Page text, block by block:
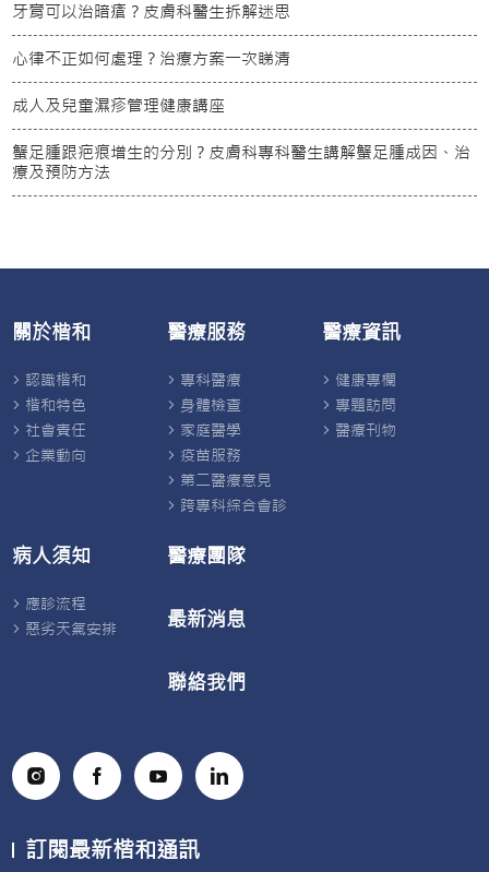
牙膏可以治暗瘡？皮膚科醫生拆解迷思
心律不正如何處理？治療方案一次睇清
成人及兒童濕疹管理健康講座
蟹足腫跟疤痕增生的分別？皮膚科專科醫生講解蟹足腫成因、治
療及預防方法
關於楷和
認識楷和
楷和特色
社會責任
企業動向
醫療服務
專科醫療
身體檢查
家庭醫學
疫苗服務
第二醫療意見
跨專科綜合會診
醫療資訊
健康專欄
專題訪問
醫療刊物
病人須知
應診流程
惡劣天氣安排
醫療團隊
最新消息
聯絡我們
訂閱最新楷和通訊